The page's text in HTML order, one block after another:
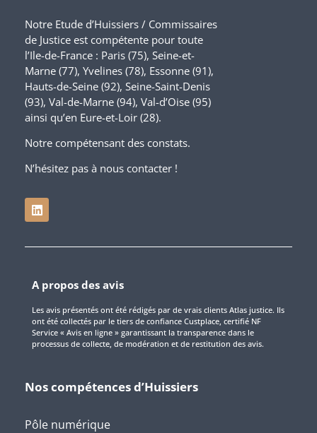
Notre Etude d’Huissiers / Commissaires
de Justice est compétente pour toute
l’Ile-de-France : Paris (75), Seine-et-
Marne (77), Yvelines (78), Essonne (91),
Hauts-de-Seine (92), Seine-Saint-Denis
(93), Val-de-Marne (94), Val-d’Oise (95)
ainsi qu’en Eure-et-Loir (28).
Notre compétensant des constats.
N’hésitez pas à nous contacter !
A propos des avis
Les avis présentés ont été rédigés par de vrais clients Atlas justice. Ils
ont été collectés par le tiers de confiance Custplace, certifié NF
Service « Avis en ligne » garantissant la transparence dans le
processus de collecte, de modération et de restitution des avis.
Nos compétences d’Huissiers
Pôle numérique